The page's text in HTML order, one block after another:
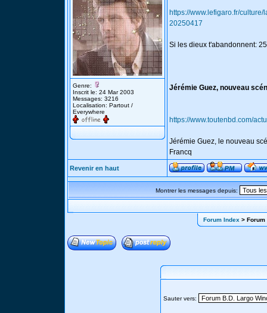
Genre:
Inscrit le: 24 Mar 2003
Messages: 3216
Localisation: Partout /
Everywhere
https://www.lefigaro.fr/
20250417
Si les dieux t'abandonnent:
Jérémie Guez, nouveau
https://www.toutenbd.com/
Jérémie Guez, le nouveau
Francq
Revenir en haut
Montrer les messages depuis:
Forum Index> Forum
Sauter vers: